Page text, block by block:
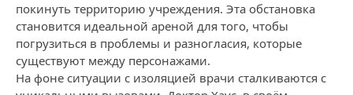
покинуть территорию учреждения. Эта обстановка
становится идеальной ареной для того, чтобы
погрузиться в проблемы и разногласия, которые
существуют между персонажами.
На фоне ситуации с изоляцией врачи сталкиваются с